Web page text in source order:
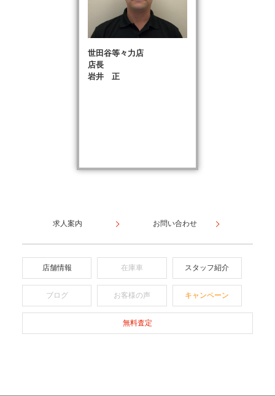
世田谷等々力店
店長
岩井 正
求人案内 お問い合わせ
店舗情報 在庫車 スタッフ紹介
ブログ お客様の声 キャンペーン
無料査定